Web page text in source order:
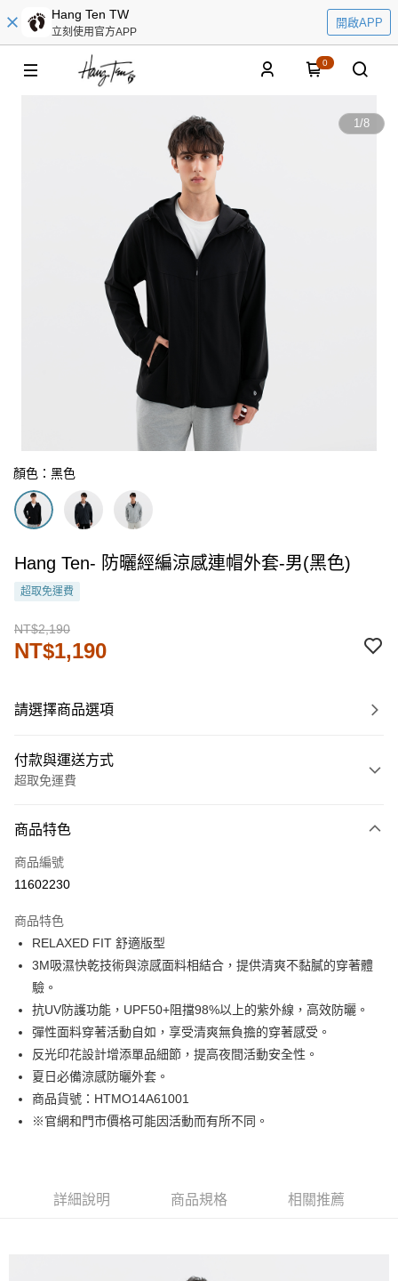
Hang Ten TW
立刻使用官方APP
開啟APP
0
1/8
顏色：黑色
Hang Ten- 防曬經編涼感連帽外套-男(黑色)
超取免運費
NT$2,190
NT$1,190
請選擇商品選項
付款與運送方式
超取免運費
信用卡一次付款
LINE Pay
街口支付
悠遊付
Google Pay
貨到付款
運送方式
商品特色
商品編號
11602230
商品特色
RELAXED FIT 舒適版型
3M吸濕快乾技術與涼感面料相結合，提供清爽不黏膩的穿著體
驗。
抗UV防護功能，UPF50+阻擋98%以上的紫外線，高效防曬。
彈性面料穿著活動自如，享受清爽無負擔的穿著感受。
反光印花設計增添單品細節，提高夜間活動安全性。
夏日必備涼感防曬外套。
商品貨號：HTMO14A61001
※官網和門市價格可能因活動而有所不同。
詳細說明 商品規格 相關推薦